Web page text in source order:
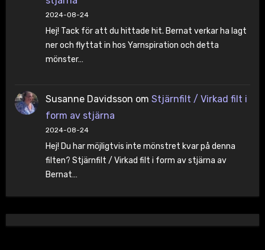
2024-08-24
Hej! Tack för att du hittade hit. Bernat verkar ha lagt
ner och flyttat in hos Yarnspiration och detta
mönster…
Susanne Davidsson om Stjärnfilt / Virkad filt i
form av stjärna
2024-08-24
Hej! Du har möjligtvis inte mönstret kvar på denna
filten? Stjärnfilt / Virkad filt i form av stjärna av
Bernat…